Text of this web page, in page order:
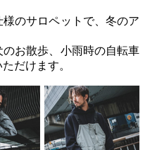
のサロペットで、冬のア
お散歩、小雨時の自転車
だけます。